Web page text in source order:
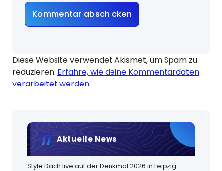
Diese Website verwendet Akismet, um Spam zu
reduzieren. Erfahre, wie deine Kommentardaten
verarbeitet werden.
Aktuelle News
Style Dach live auf der Denkmal 2026 in Leipzig